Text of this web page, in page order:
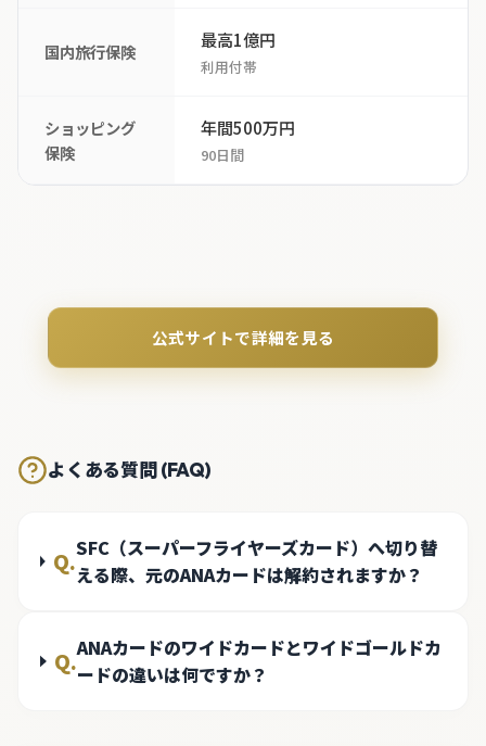
国内旅行保険
最高1億円
利用付帯
ショッピング
保険
年間500万円
90日間
公式サイトで詳細を見る
よくある質問 (FAQ)
Q.SFC（スーパーフライヤーズカード）へ切り替
える際、元のANAカードは解約されますか？
Q.ANAカードのワイドカードとワイドゴールドカ
ードの違いは何ですか？